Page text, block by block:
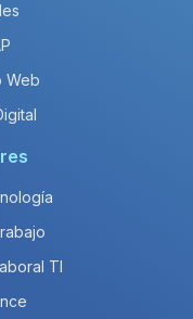
Web
TI